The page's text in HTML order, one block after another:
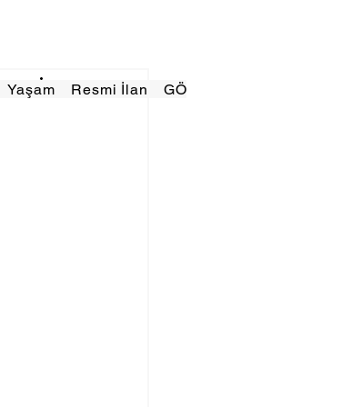
Yaşam Resmi İlan GÖRÜNÜMTV